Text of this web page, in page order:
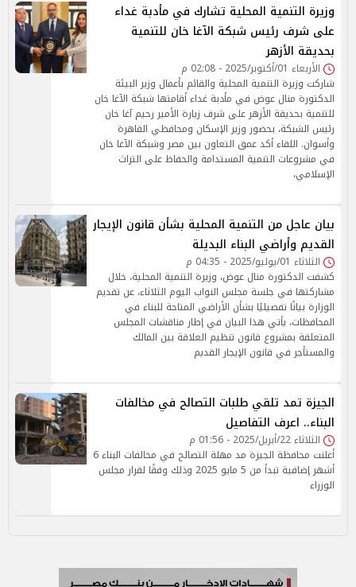
وزيرة التنمية المحلية تشارك في مأدبة غداء
على شرف رئيس شبكة الآغا خان للتنمية
بحديقة الأزهر
الأربعاء 01/أكتوبر/2025 - 02:08 م
شاركت وزيرة التنمية المحلية والقائم بأعمال وزير البيئة
الدكتورة منال عوض في مأدبة غداء أقامتها شبكة الآغا خان
للتنمية بحديقة الأزهر على شرف زيارة الأمير رحيم آغا خان
رئيس الشبكة، بحضور وزير الإسكان ومحافظي القاهرة
وأسوان. اللقاء أكد عمق التعاون بين مصر وشبكة الآغا خان
في مشروعات التنمية المستدامة والحفاظ على التراث
الإسلامي،
بيان عاجل من التنمية المحلية بشأن قانون الإيجار
القديم وأراضي البناء البديلة
الثلاثاء 01/يوليو/2025 - 04:35 م
كشفت الدكتورة منال عوض، وزيرة التنمية المحلية، خلال
مشاركتها في جلسة مجلس النواب اليوم الثلاثاء، عن تقديم
الوزارة بيانًا تفصيليًا بشأن الأراضي المتاحة للبناء في
المحافظات، يأتي هذا البيان في إطار مناقشات المجلس
المتعلقة بمشروع قانون تنظيم العلاقة بين المالك
والمستأجر في قانون الإيجار القديم
الجيزة تمد تلقي طلبات التصالح في مخالفات
البناء.. اعرف التفاصيل
الثلاثاء 22/أبريل/2025 - 01:56 م
أعلنت محافظة الجيزة مد مهلة التصالح في مخالفات البناء 6
أشهر إضافية تبدأ من 5 مايو 2025 وذلك وفقًا لقرار مجلس
الوزراء